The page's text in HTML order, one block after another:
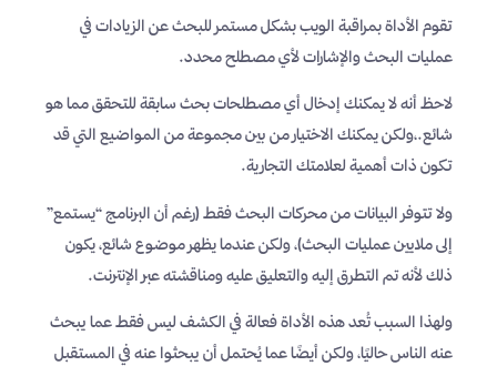
تقوم الأداة بمراقبة الويب بشكل مستمر للبحث عن الزيادات في
عمليات البحث والإشارات لأي مصطلح محدد.
لاحظ أنه لا يمكنك إدخال أي مصطلحات بحث سابقة للتحقق مما هو
شائع.،ولكن يمكنك الاختيار من بين مجموعة من المواضيع التي قد
تكون ذات أهمية لعلامتك التجارية.
ولا تتوفر البيانات من محركات البحث فقط (رغم أن البرنامج “يستمع”
إلى ملايين عمليات البحث)، ولكن عندما يظهر موضوع شائع، يكون
ذلك لأنه تم التطرق إليه والتعليق عليه ومناقشته عبر الإنترنت.
ولهذا السبب تُعد هذه الأداة فعالة في الكشف ليس فقط عما يبحث
عنه الناس حاليًا، ولكن أيضًا عما يُحتمل أن يبحثوا عنه في المستقبل